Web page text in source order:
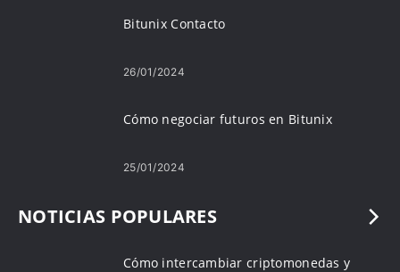
Bitunix Contacto
26/01/2024
Cómo negociar futuros en Bitunix
25/01/2024
NOTICIAS POPULARES
Cómo intercambiar criptomonedas y